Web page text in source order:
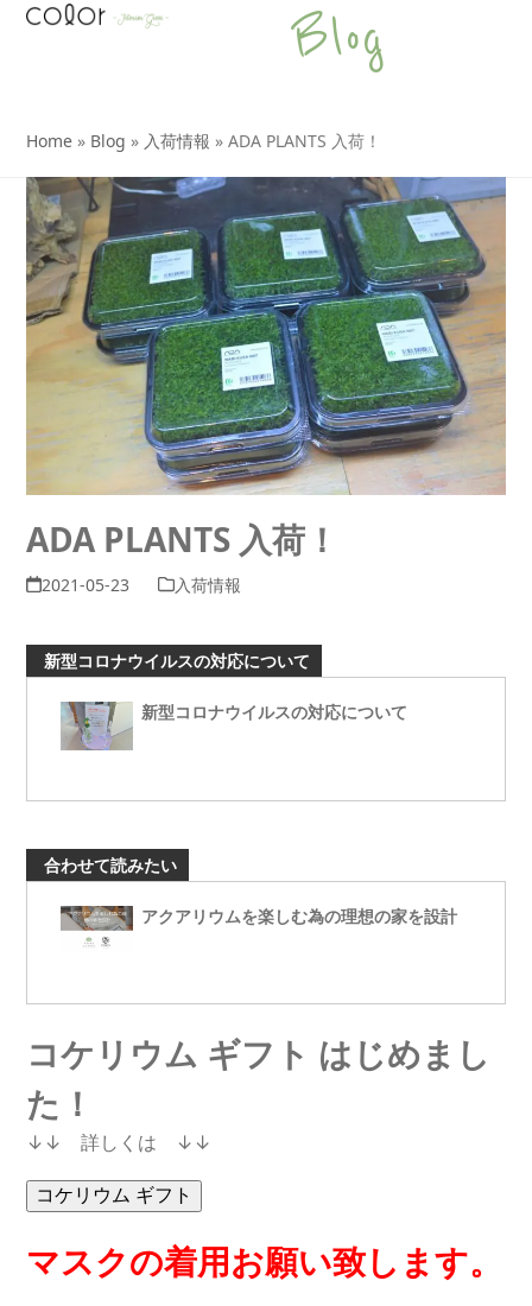
SkipOpen
Close
Blog
Home » Blog » 入荷情報 »ADA PLANTS 入荷！
ADA PLANTS 入荷！
2021-05-23 入荷情報
新型コロナウイルスの対応について
新型コロナウイルスの対応について
合わせて読みたい
アクアリウムを楽しむ為の理想の家を設計
コケリウム ギフト はじめまし
た！
↓↓ 詳しくは ↓↓
マスクの着用お願い致します。